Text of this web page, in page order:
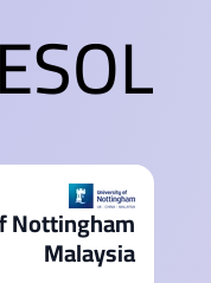
Nottingham
Malaysia